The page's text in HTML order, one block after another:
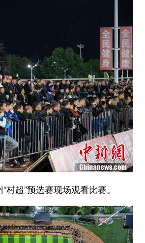
超”预选赛现场观看比赛。